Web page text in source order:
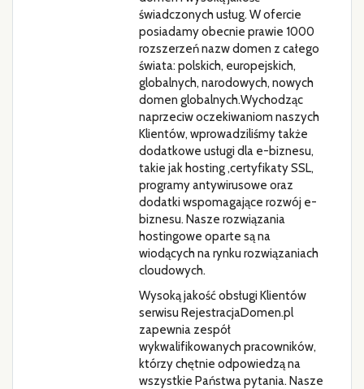
świadczonych usług. W ofercie
posiadamy obecnie prawie 1000
rozszerzeń nazw domen z całego
świata: polskich, europejskich,
globalnych, narodowych, nowych
domen globalnych.Wychodząc
naprzeciw oczekiwaniom naszych
Klientów, wprowadziliśmy także
dodatkowe usługi dla e-biznesu,
takie jak hosting ,certyfikaty SSL,
programy antywirusowe oraz
dodatki wspomagające rozwój e-
biznesu. Nasze rozwiązania
hostingowe oparte są na
wiodących na rynku rozwiązaniach
cloudowych.
Wysoką jakość obsługi Klientów
serwisu RejestracjaDomen.pl
zapewnia zespół
wykwalifikowanych pracowników,
którzy chętnie odpowiedzą na
wszystkie Państwa pytania. Nasze